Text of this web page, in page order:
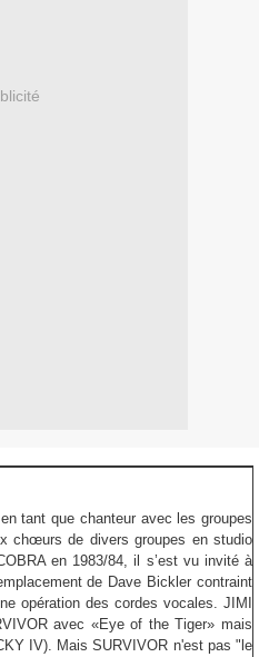
tant que chanteur avec les groupes
chœurs de divers groupes en studio
en 1983/84, il s’est vu invité à
de Dave Bickler contraint
opération des cordes vocales. JIMI
avec «Eye of the Tiger» mais
IV). Mais SURVIVOR n'est pas "le